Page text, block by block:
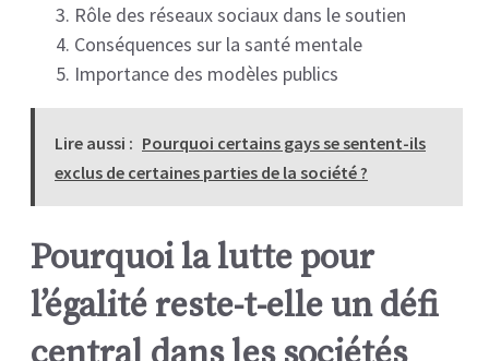
Rôle des réseaux sociaux dans le soutien
Conséquences sur la santé mentale
Importance des modèles publics
Lire aussi : Pourquoi certains gays se sentent-ils
exclus de certaines parties de la société ?
Pourquoi la lutte pour
l’égalité reste-t-elle un défi